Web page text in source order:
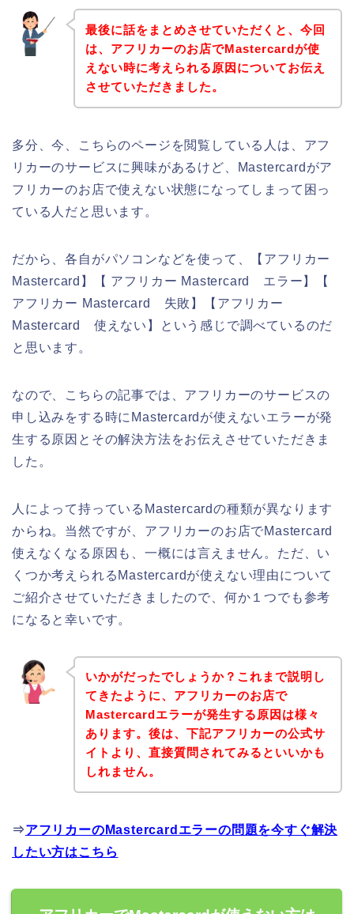
最後に話をまとめさせていただくと、今回
は、アフリカーのお店でMastercardが使
えない時に考えられる原因についてお伝え
させていただきました。
多分、今、こちらのページを閲覧している人は、アフ
リカーのサービスに興味があるけど、Mastercardがア
フリカーのお店で使えない状態になってしまって困っ
ている人だと思います。
だから、各自がパソコンなどを使って、【アフリカー
Mastercard】【 アフリカー Mastercard エラー】【
アフリカー Mastercard 失敗】【アフリカー
Mastercard 使えない】という感じで調べているのだ
と思います。
なので、こちらの記事では、アフリカーのサービスの
申し込みをする時にMastercardが使えないエラーが発
生する原因とその解決方法をお伝えさせていただきま
した。
人によって持っているMastercardの種類が異なります
からね。当然ですが、アフリカーのお店でMastercard
使えなくなる原因も、一概には言えません。ただ、い
くつか考えられるMastercardが使えない理由について
ご紹介させていただきましたので、何か１つでも参考
になると幸いです。
いかがだったでしょうか？これまで説明し
てきたように、アフリカーのお店で
Mastercardエラーが発生する原因は様々
あります。後は、下記アフリカーの公式サ
イトより、直接質問されてみるといいかも
しれません。
⇒アフリカーのMastercardエラーの問題を今すぐ解決
したい方はこちら